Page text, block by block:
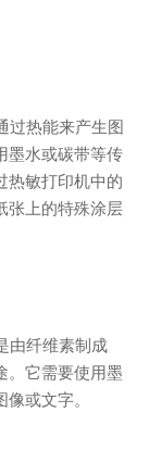
过热能来产生图
墨水或碳带等传
热敏打印机中的
张上的特殊涂层
由纤维素制成
。它需要使用墨
或文字。